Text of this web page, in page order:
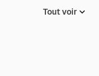
Tout voir